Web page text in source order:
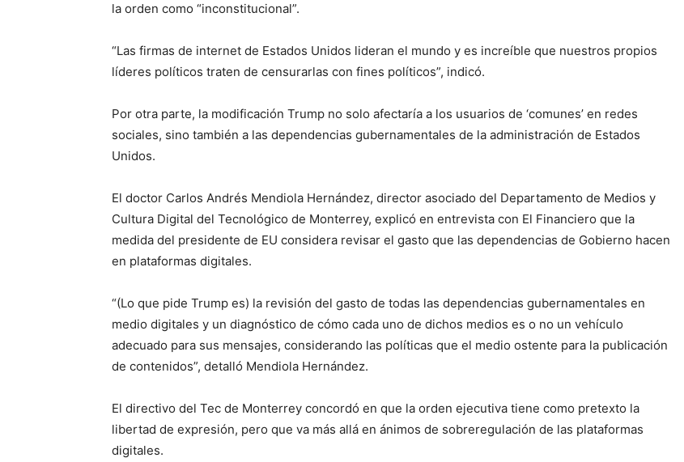
la orden como “inconstitucional”.
“Las firmas de internet de Estados Unidos lideran el mundo y es increíble que nuestros propios
líderes políticos traten de censurarlas con fines políticos”, indicó.
Por otra parte, la modificación Trump no solo afectaría a los usuarios de ‘comunes’ en redes
sociales, sino también a las dependencias gubernamentales de la administración de Estados
Unidos.
El doctor Carlos Andrés Mendiola Hernández, director asociado del Departamento de Medios y
Cultura Digital del Tecnológico de Monterrey, explicó en entrevista con El Financiero que la
medida del presidente de EU considera revisar el gasto que las dependencias de Gobierno hacen
en plataformas digitales.
“(Lo que pide Trump es) la revisión del gasto de todas las dependencias gubernamentales en
medio digitales y un diagnóstico de cómo cada uno de dichos medios es o no un vehículo
adecuado para sus mensajes, considerando las políticas que el medio ostente para la publicación
de contenidos”, detalló Mendiola Hernández.
El directivo del Tec de Monterrey concordó en que la orden ejecutiva tiene como pretexto la
libertad de expresión, pero que va más allá en ánimos de sobreregulación de las plataformas
digitales.